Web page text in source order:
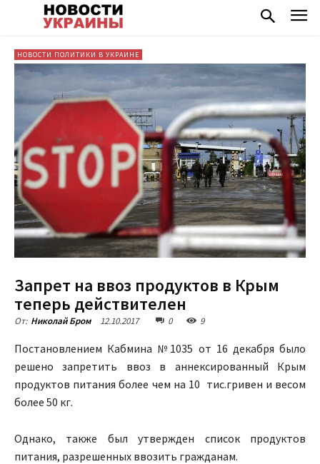
НОВОСТИ ПОЛИТИКИ В УКРАИНЕ
Запрет на ввоз продуктов в Крым
теперь действителен
От: Николай Бром 12.10.2017 0 9
Постановлением Кабмина №1035 от 16 декабря было
решено запретить ввоз в аннексированный Крым
продуктов питания более чем на 10 тис.гривен и весом
более 50 кг.
Однако, также был утвержден список продуктов
питания, разрешенных ввозить гражданам.